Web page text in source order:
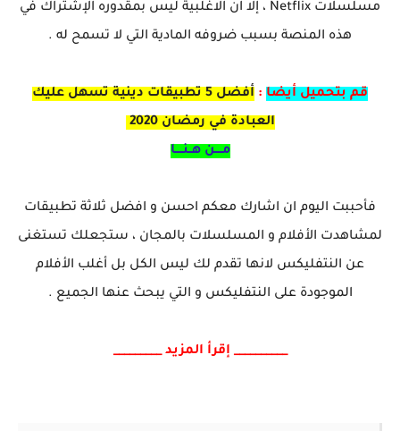
مسلسلات Netflix ، إلا انّ الاغلبية ليس بمقدوره الإشتراك في
هذه المنصة بسبب ضروفه المادية التي لا تسمح له .
قم بتحميل أيضا :
أفضل 5 تطبيقات دينية تسهل عليك
العبادة في رمضان 2020
مــــن هــنــــا
فأحببت اليوم ان اشارك معكم احسن و افضل ثلاثة تطبيقات
لمشاهدت الأفلام و المسلسلات بالمجان ، ستجعلك تستغنى
عن النتفليكس لانها تقدم لك ليس الكل بل أغلب الأفلام
الموجودة على النتفليكس و التي يبحث عنها الجميع .
__________ إقرأ المزيد _________